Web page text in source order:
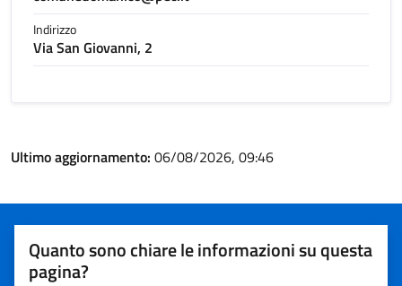
Indirizzo
Via San Giovanni, 2
Ultimo aggiornamento: 06/08/2026, 09:46
Quanto sono chiare le informazioni su questa
pagina?